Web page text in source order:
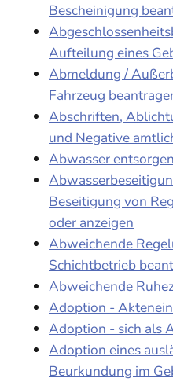
Bescheinigung
Aufteilung eines
Abmeldung /
Fahrzeug
Abschriften,
und Negative
Abwasser entsorgen
Beseitigung von
oder anzeigen
Abweichende
Schichtbetrieb
Abweichende
Adoption -
Adoption - sich als
Adoption eines
Beurkundung im